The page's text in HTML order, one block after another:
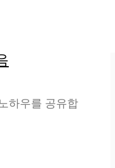
하우를 공유합